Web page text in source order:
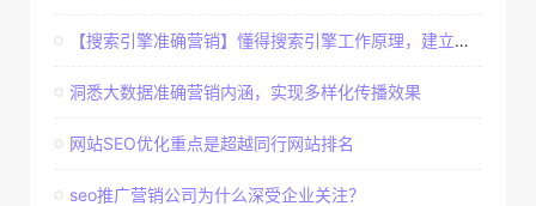
【搜索引擎准确营销】懂得搜索引擎工作原理，建立准确客户群体
洞悉大数据准确营销内涵，实现多样化传播效果
网站SEO优化重点是超越同行网站排名
seo推广营销公司为什么深受企业关注？